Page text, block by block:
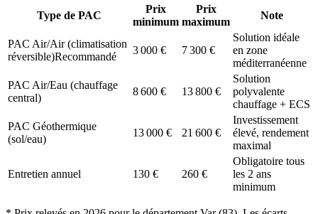
Type de PAC
Prix
minimum
Prix
maximum
Note
PAC Air/Air (climatisation
réversible)Recommandé
3 000 € 7 300 €
Solution idéale
en zone
méditerranéenne
PAC Air/Eau (chauffage
central)
8 600 € 13 800 €
Solution
polyvalente
chauffage + ECS
PAC Géothermique
(sol/eau)
13 000 € 21 600 €
Investissement
élevé, rendement
maximal
Entretien annuel 130 € 260 €
Obligatoire tous
les 2 ans
minimum